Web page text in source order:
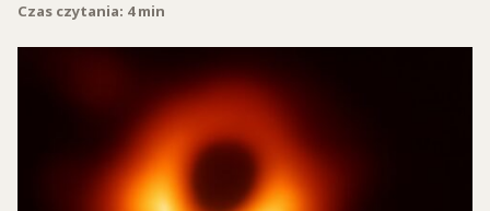
Czas czytania: 4 min